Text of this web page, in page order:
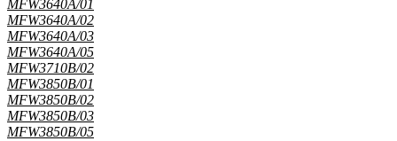
MFW3640A/01
MFW3640A/02
MFW3640A/03
MFW3640A/05
MFW3710B/02
MFW3850B/01
MFW3850B/02
MFW3850B/03
MFW3850B/05